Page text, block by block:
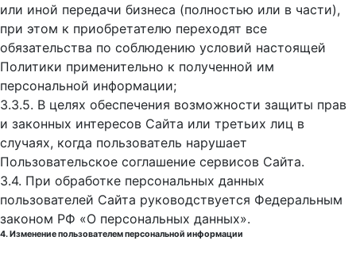
или иной передачи бизнеса (полностью или в части),
при этом к приобретателю переходят все
обязательства по соблюдению условий настоящей
Политики применительно к полученной им
персональной информации;
3.3.5. В целях обеспечения возможности защиты прав
и законных интересов Сайта или третьих лиц в
случаях, когда пользователь нарушает
Пользовательское соглашение сервисов Сайта.
3.4. При обработке персональных данных
пользователей Сайта руководствуется Федеральным
законом РФ «О персональных данных».
4. Изменение пользователем персональной информации